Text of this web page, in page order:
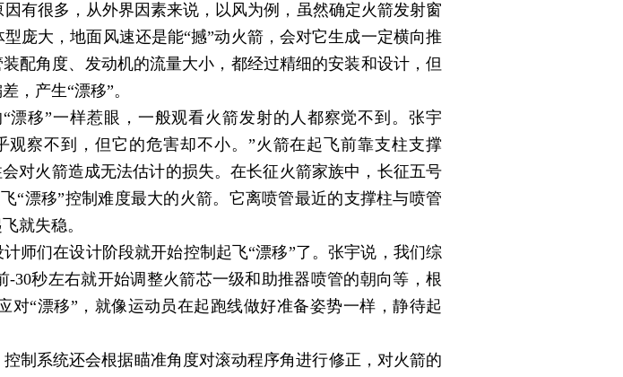
很多，从外界因素来说，以风为例，虽然确定火箭发射窗
庞大，地面风速还是能“撼”动火箭，会对它生成一定横向推
配角度、发动机的流量大小，都经过精细的安装和设计，但
，产生“漂移”。
移”一样惹眼，一般观看火箭发射的人都察觉不到。张宇
观察不到，但它的危害却不小。”火箭在起飞前靠支柱支撑
对火箭造成无法估计的损失。在长征火箭家族中，长征五号
“漂移”控制难度最大的火箭。它离喷管最近的支撑柱与喷管
就失稳。
们在设计阶段就开始控制起飞“漂移”了。张宇说，我们综
30秒左右就开始调整火箭芯一级和助推器喷管的朝向等，根
“漂移”，就像运动员在起跑线做好准备姿势一样，静待起
系统还会根据瞄准角度对滚动程序角进行修正，对火箭的